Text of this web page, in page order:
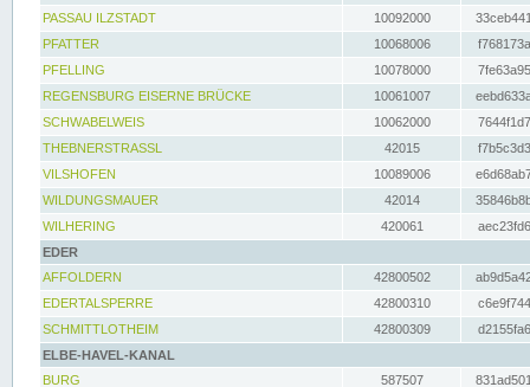
PASSAU ILZSTADT
10092000
PFATTER
10068006
PFELLING
10078000
REGENSBURG EISERNE BRÜCKE
10061007
SCHWABELWEIS
10062000
THEBNERSTRASSL
42015
VILSHOFEN
10089006
WILDUNGSMAUER
42014
WILHERING
420061
EDER
AFFOLDERN
42800502
EDERTALSPERRE
42800310
SCHMITTLOTHEIM
42800309
ELBE-HAVEL-KANAL
BURG
587507